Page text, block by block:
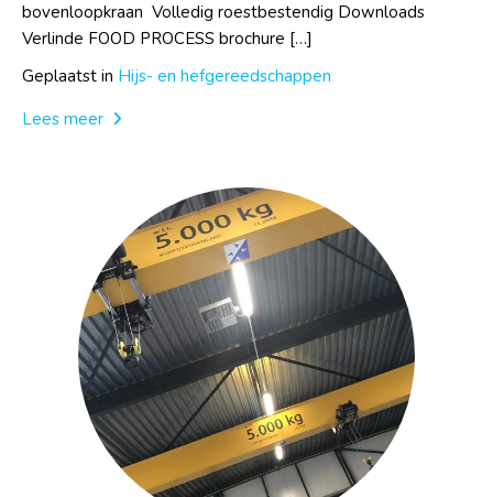
bovenloopkraan Volledig roestbestendig Downloads
Verlinde FOOD PROCESS brochure […]
Geplaatst in Hijs- en hefgereedschappen
Lees meer